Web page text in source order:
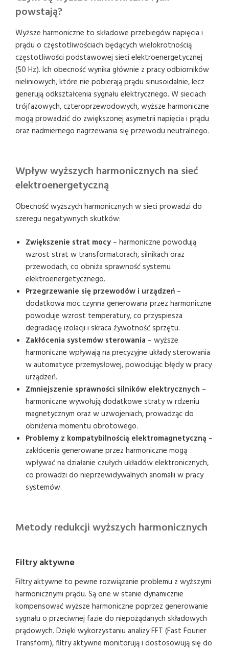
powstają?
Wyższe harmoniczne to składowe przebiegów napięcia i
prądu o częstotliwościach będących wielokrotnością
częstotliwości podstawowej sieci elektroenergetycznej
(50 Hz). Ich obecność wynika głównie z pracy odbiorników
nieliniowych, które nie pobierają prądu sinusoidalnie, lecz
generują odkształcenia sygnału elektrycznego. W sieciach
trójfazowych, czteroprzewodowych, wyższe harmoniczne
mogą prowadzić do zwiększonej asymetrii napięcia i prądu
oraz nadmiernego nagrzewania się przewodu neutralnego.
Wpływ wyższych harmonicznych na sieć
elektroenergetyczną
Obecność wyższych harmonicznych w sieci prowadzi do
szeregu negatywnych skutków:
Zwiększenie strat mocy – harmoniczne powodują
wzrost strat w transformatorach, silnikach oraz
przewodach, co obniża sprawność systemu
elektroenergetycznego.
Przegrzewanie się przewodów i urządzeń –
dodatkowa moc czynna generowana przez harmoniczne
powoduje wzrost temperatury, co przyspiesza
degradację izolacji i skraca żywotność sprzętu.
Zakłócenia systemów sterowania – wyższe
harmoniczne wpływają na precyzyjne układy sterowania
w automatyce przemysłowej, powodując błędy w pracy
urządzeń.
Zmniejszenie sprawności silników elektrycznych –
harmoniczne wywołują dodatkowe straty w rdzeniu
magnetycznym oraz w uzwojeniach, prowadząc do
obniżenia momentu obrotowego.
Problemy z kompatybilnością elektromagnetyczną –
zakłócenia generowane przez harmoniczne mogą
wpływać na działanie czułych układów elektronicznych,
co prowadzi do nieprzewidywalnych anomalii w pracy
systemów.
Metody redukcji wyższych harmonicznych
Filtry aktywne
Filtry aktywne to pewne rozwiązanie problemu z wyższymi
harmonicznymi prądu. Są one w stanie dynamicznie
kompensować wyższe harmoniczne poprzez generowanie
sygnału o przeciwnej fazie do niepożądanych składowych
prądowych. Dzięki wykorzystaniu analizy FFT (Fast Fourier
Transform), filtry aktywne monitorują i dostosowują się do